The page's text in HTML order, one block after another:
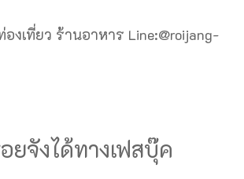
งเที่ยว ร้านอาหาร Line:@roijang-
ยจังได้ทางเฟสบุ๊ค